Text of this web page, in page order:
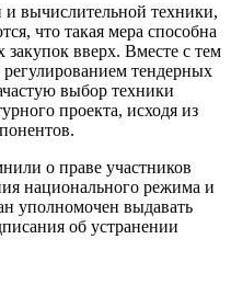
вычислительной техники,
что такая мера способна
вверх. Вместе с тем
тендерных
выбор техники
проекта, исходя из
о праве участников
национального режима и
уполномочен выдавать
об устранении